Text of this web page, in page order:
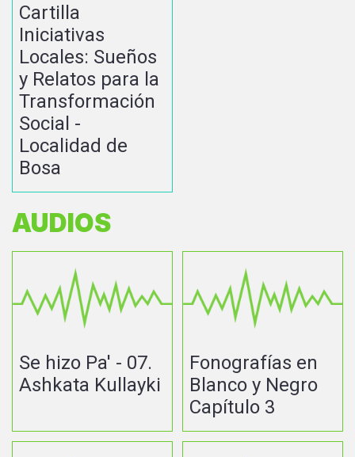
Cartilla
Iniciativas
Locales: Sueños
y Relatos para la
Transformación
Social -
Localidad de
Bosa
AUDIOS
Se hizo Pa' - 07.
Ashkata Kullayki
Fonografías en
Blanco y Negro
Capítulo 3